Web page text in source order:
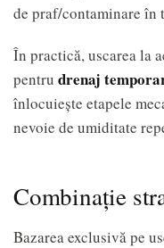
de praf/contaminare în
În practică, uscarea la
pentru drenaj
înlocuiește etapele
nevoie de umiditate
Combinație
Bazarea exclusivă pe